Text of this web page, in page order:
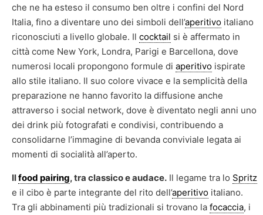
che ne ha esteso il consumo ben oltre i confini del Nord
Italia, fino a diventare uno dei simboli dell’aperitivo italiano
riconosciuti a livello globale. Il cocktail si è affermato in
città come New York, Londra, Parigi e Barcellona, dove
numerosi locali propongono formule di aperitivo ispirate
allo stile italiano. Il suo colore vivace e la semplicità della
preparazione ne hanno favorito la diffusione anche
attraverso i social network, dove è diventato negli anni uno
dei drink più fotografati e condivisi, contribuendo a
consolidarne l’immagine di bevanda conviviale legata ai
momenti di socialità all’aperto.
Ilfood pairing, tra classico e audace. Il legame tra lo Spritz
e il cibo è parte integrante del rito dell’aperitivo italiano.
Tra gli abbinamenti più tradizionali si trovano la focaccia, i